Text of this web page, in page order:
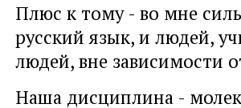
Плюс к тому - во мне
русский язык, и людей,
людей, вне зависимости
Наша дисциплина -